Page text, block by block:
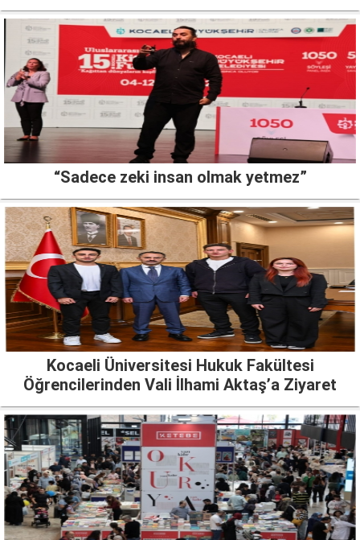
“Sadece zeki insan olmak yetmez”
Kocaeli Üniversitesi Hukuk Fakültesi
Öğrencilerinden Vali İlhami Aktaş’a Ziyaret